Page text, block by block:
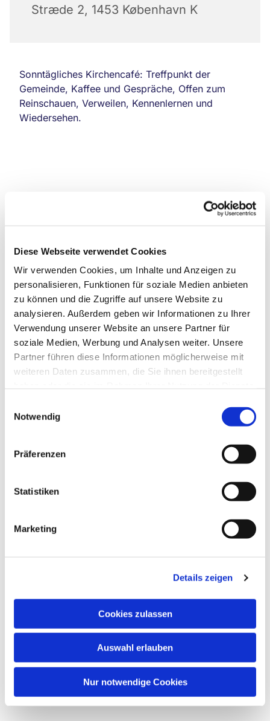
Diese Webseite verwendet Cookies
Wir verwenden Cookies, um Inhalte und Anzeigen zu
personalisieren, Funktionen für soziale Medien anbieten
zu können und die Zugriffe auf unsere Website zu
analysieren. Außerdem geben wir Informationen zu Ihrer
Verwendung unserer Website an unsere Partner für
soziale Medien, Werbung und Analysen weiter. Unsere
Partner führen diese Informationen möglicherweise mit
weiteren Daten zusammen, die Sie ihnen bereitgestellt
Notwendig
Präferenzen
Statistiken
Marketing
Details zeigen
Cookies zulassen
Auswahl erlauben
Nur notwendige Cookies
Stræde 2, 1453 København K
Sonntägliches Kirchencafé: Treffpunkt der
Gemeinde, Kaffee und Gespräche, Offen zum
Reinschauen, Verweilen, Kennenlernen und
Wiedersehen.